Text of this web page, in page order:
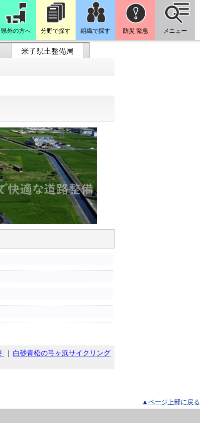
県外の方へ 分野で探す 組織で探す 防災 緊急 メニュー
米子県土整備局
｜ 白砂青松の弓ヶ浜サイクリング
▲ページ上部に戻る